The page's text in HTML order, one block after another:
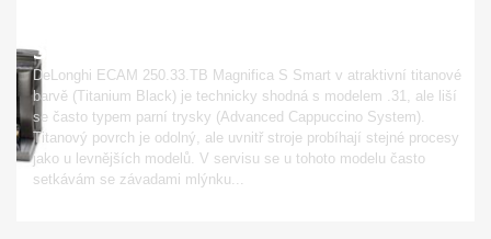
SMART
DeLonghi ECAM 250.33.TB Magnifica S Smart v atraktivní titanové
barvě (Titanium Black) je technicky shodná s modelem .31, ale liší
se často typem parní trysky (Advanced Cappuccino System).
Titanový povrch je odolný, ale uvnitř stroje probíhají stejné procesy
jako u levnějších modelů. V servisu se u tohoto modelu často
setkávám se závadami mlýnku...